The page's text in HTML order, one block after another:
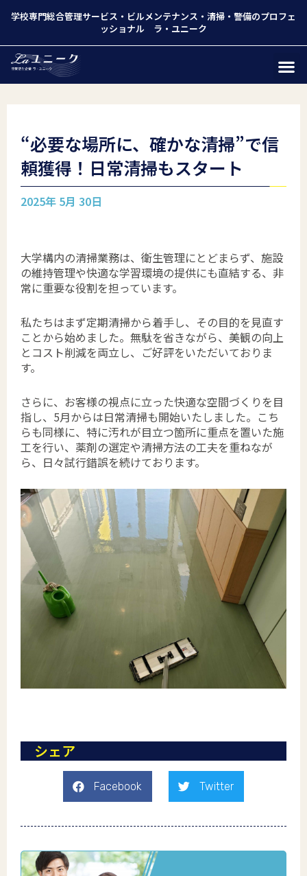
学校専門総合管理サービス ・ ビルメンテナンス ・ 清掃 ・ 警備のプロフェ
ッショナル ラ・ユニーク
“必要な場所に、確かな清掃”で信
頼獲得！日常清掃もスタート
2025年 5月 30日
大学構内の清掃業務は、衛生管理にとどまらず、施設
の維持管理や快適な学習環境の提供にも直結する、非
常に重要な役割を担っています。
私たちはまず定期清掃から着手し、その目的を見直す
ことから始めました。無駄を省きながら、美観の向上
とコスト削減を両立し、ご好評をいただいておりま
す。
さらに、お客様の視点に立った快適な空間づくりを目
指し、5月からは日常清掃も開始いたしました。こち
らも同様に、特に汚れが目立つ箇所に重点を置いた施
工を行い、薬剤の選定や清掃方法の工夫を重ねなが
ら、日々試行錯誤を続けております。
シェア
Facebook Twitter